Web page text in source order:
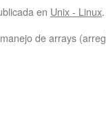
en Unix - Linux
de arrays